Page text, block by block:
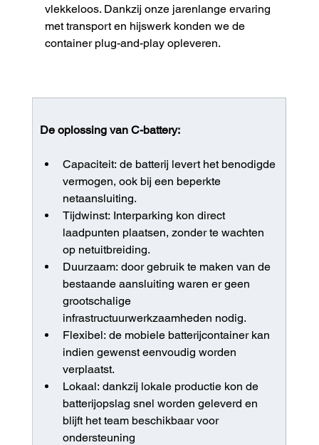
vlekkeloos. Dankzij onze jarenlange ervaring
met transport en hijswerk konden we de
container plug-and-play opleveren.
De oplossing van C-battery:
Capaciteit: de batterij levert het benodigde
vermogen, ook bij een beperkte
netaansluiting.
Tijdwinst: Interparking kon direct
laadpunten plaatsen, zonder te wachten
op netuitbreiding.
Duurzaam: door gebruik te maken van de
bestaande aansluiting waren er geen
grootschalige
infrastructuurwerkzaamheden nodig.
Flexibel: de mobiele batterijcontainer kan
indien gewenst eenvoudig worden
verplaatst.
Lokaal: dankzij lokale productie kon de
batterijopslag snel worden geleverd en
blijft het team beschikbaar voor
ondersteuning